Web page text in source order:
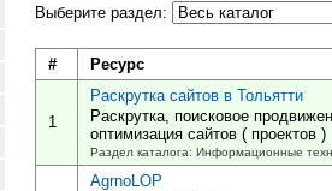
Выберите раздел:
# Ресурс
1
Раскрутка сайтов в Тольятти
Раскрутка, поисковое
оптимизация сайтов ( проектов )
Раздел каталога: Информационные
AgrnoLOP